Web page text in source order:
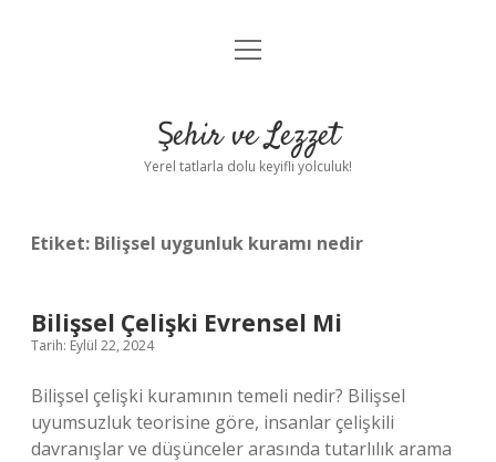
Anasayfa
Yasal Uyarı
menüyü
Şehir ve Lezzet
Yerel tatlarla dolu keyifli yolculuk!
Etiket: Bilişsel uygunluk kuramı nedir
Bilişsel Çelişki Evrensel Mi
Tarih: Eylül 22, 2024
Bilişsel çelişki kuramının temeli nedir? Bilişsel
uyumsuzluk teorisine göre, insanlar çelişkili
davranışlar ve düşünceler arasında tutarlılık arama